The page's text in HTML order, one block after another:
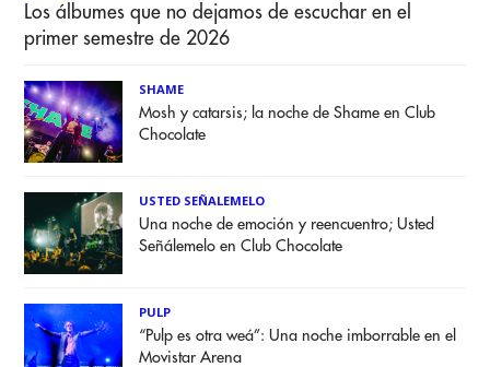
Los álbumes que no dejamos de escuchar en el
primer semestre de 2026
SHAME
Mosh y catarsis; la noche de Shame en Club
Chocolate
USTED SEÑALEMELO
Una noche de emoción y reencuentro; Usted
Señálemelo en Club Chocolate
PULP
“Pulp es otra weá”: Una noche imborrable en el
Movistar Arena